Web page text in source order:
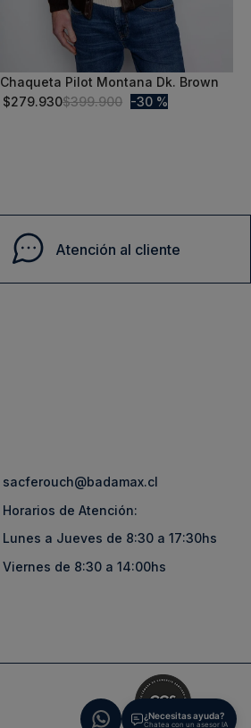
¿Necesitas ayuda?
Chatea con un asesor IA
M
Chaqueta Pilot Montana Dk. Brown
$279.930$399.900 30 %
Atención al cliente
sacferouch@badamax.cl
Horarios de Atención:
Lunes a Jueves de 8:30 a 17:30hs
Viernes de 8:30 a 14:00hs